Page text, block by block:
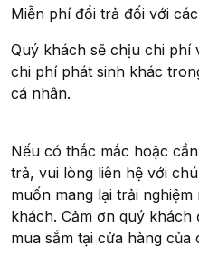
Miễn phí đổi trả đối với
Quý khách sẽ chịu chi phí
chi phí phát sinh khác
cá nhân.
Nếu có thắc mắc hoặc
trả, vui lòng liên hệ với
muốn mang lại trải
khách. Cảm ơn quý
mua sắm tại cửa hàng của